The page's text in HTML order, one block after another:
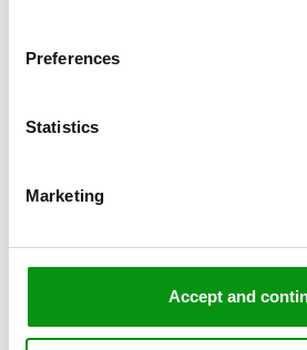
Preferences
Statistics
Marketing
Accept and
Cloud. Den lader brugeren
eksekverer kun kode, når brugeren
skalerer den automatisk og brugere